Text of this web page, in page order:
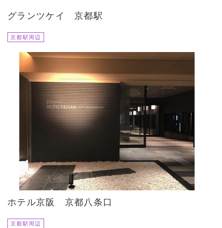
グランツケイ 京都駅
京都駅周辺
ホテル京阪 京都八条口
京都駅周辺